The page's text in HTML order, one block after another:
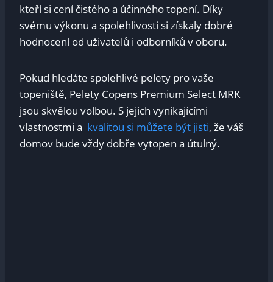
kteří si‍ cení čistého a účinného‌ topení. Díky
svému výkonu a spolehlivosti si získaly ⁤dobré
hodnocení⁢ od uživatelů i ‍odborníků v oboru.
Pokud hledáte spolehlivé pelety pro ‍vaše
topeniště, Pelety Copens Premium Select MRK
jsou skvělou volbou. S jejich vynikajícími
vlastnostmi a ⁣ kvalitou si můžete být jisti, že váš
domov ​bude ‌vždy dobře vytopen a⁤ útulný.